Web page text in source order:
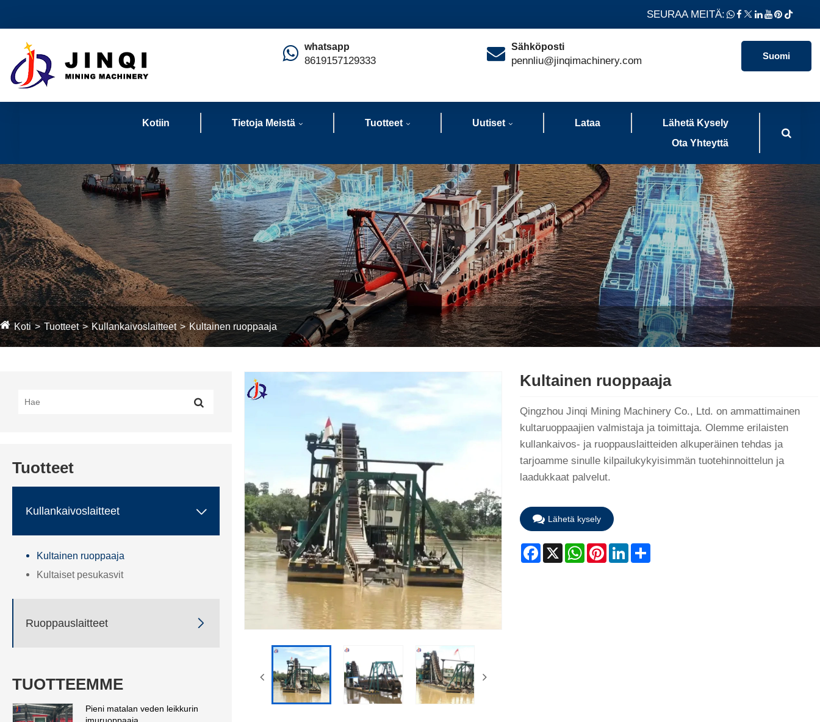
SEURAA MEITÄ:
whatsapp
8619157129333
Sähköposti
pennliu@jinqimachinery.com Suomi
Kotiin Tietoja Meistä Tuotteet Uutiset Lataa
Lähetä Kysely
Ota Yhteyttä
Koti Tuotteet Kullankaivoslaitteet Kultainen ruoppaaja
Tuotteet
Kullankaivoslaitteet 
Kultainen ruoppaaja
Kultaiset pesukasvit
Ruoppauslaitteet 
TUOTTEEMME
Pieni matalan veden leikkurin
Kultainen ruoppaaja
Qingzhou Jinqi Mining Machinery Co., Ltd. on ammattimainen
kultaruoppaajien valmistaja ja toimittaja. Olemme erilaisten
kullankaivos- ja ruoppauslaitteiden alkuperäinen tehdas ja
tarjoamme sinulle kilpailukykyisimmän tuotehinnoittelun ja
laadukkaat palvelut.
Lähetä kysely
Facebook
X WhatsApp
PinterestLinkedInShare